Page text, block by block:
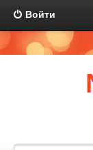
Войти